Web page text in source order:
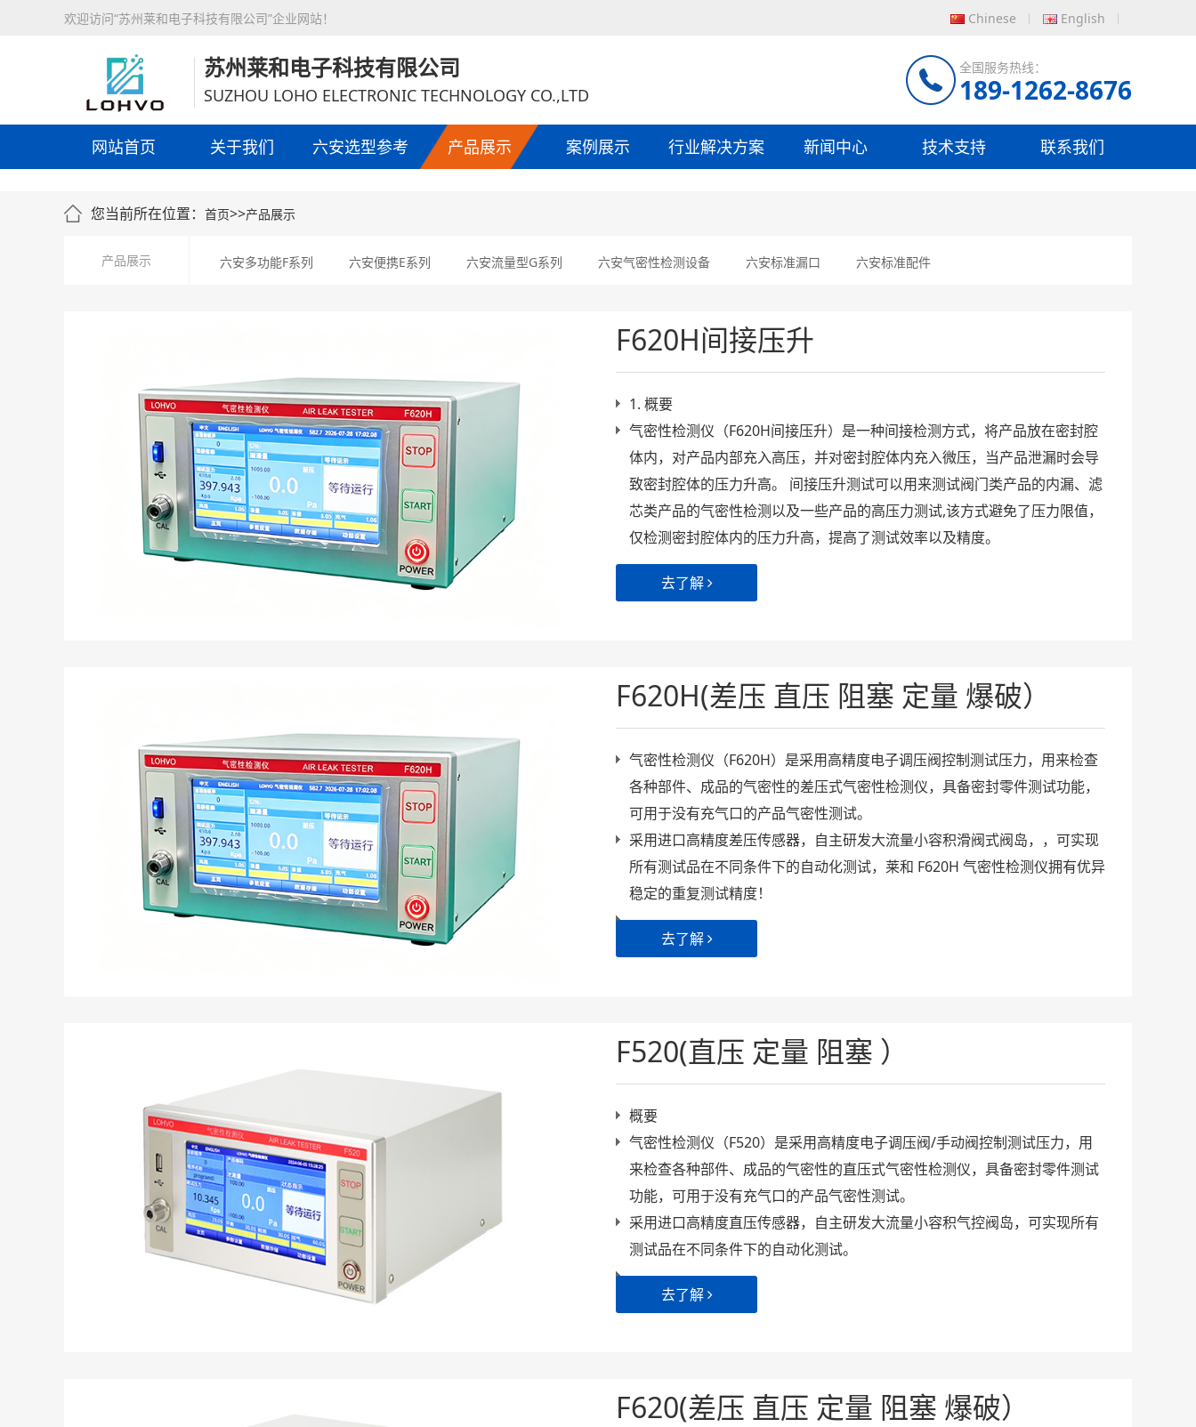
欢迎访问“苏州莱和电子科技有限公司”企业网站！ Chinese English
苏州莱和电子科技有限公司
SUZHOU LOHO ELECTRONIC TECHNOLOGY CO.,LTD
全国服务热线：
189-1262-8676
网站首页 关于我们 六安选型参考 产品展示 案例展示 行业解决方案 新闻中心 技术支持 联系我们
您当前所在位置： 首页>>产品展示
产品展示 六安多功能F系列 六安便携E系列 六安流量型G系列 六安气密性检测设备 六安标准漏口 六安标准配件
F620H间接压升
1. 概要
气密性检测仪（F620H间接压升）是一种间接检测方式，将产品放在密封腔
体内，对产品内部充入高压，并对密封腔体内充入微压，当产品泄漏时会导
致密封腔体的压力升高。 间接压升测试可以用来测试阀门类产品的内漏、滤
芯类产品的气密性检测以及一些产品的高压力测试,该方式避免了压力限值，
仅检测密封腔体内的压力升高，提高了测试效率以及精度。
去了解
F620H(差压 直压 阻塞 定量 爆破）
气密性检测仪（F620H）是采用高精度电子调压阀控制测试压力，用来检查
各种部件、成品的气密性的差压式气密性检测仪，具备密封零件测试功能，
可用于没有充气口的产品气密性测试。
采用进口高精度差压传感器，自主研发大流量小容积滑阀式阀岛，，可实现
所有测试品在不同条件下的自动化测试，莱和 F620H 气密性检测仪拥有优异
稳定的重复测试精度！
去了解
F520(直压 定量 阻塞 ）
概要
气密性检测仪（F520）是采用高精度电子调压阀/手动阀控制测试压力，用
来检查各种部件、成品的气密性的直压式气密性检测仪，具备密封零件测试
功能，可用于没有充气口的产品气密性测试。
采用进口高精度直压传感器，自主研发大流量小容积气控阀岛，可实现所有
测试品在不同条件下的自动化测试。
去了解
F620(差压 直压 定量 阻塞 爆破）